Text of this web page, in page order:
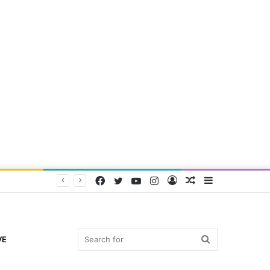
Random
Log
Instagram
YouTube
Twitter
Facebook